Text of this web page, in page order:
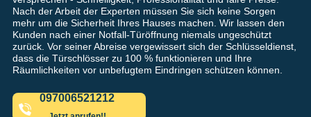
Nach der Arbeit der Experten müssen Sie sich keine Sorgen
mehr um die Sicherheit Ihres Hauses machen. Wir lassen den
Kunden nach einer Notfall-Türöffnung niemals ungeschützt
zurück. Vor seiner Abreise vergewissert sich der Schlüsseldienst,
dass die Türschlösser zu 100 % funktionieren und Ihre
Räumlichkeiten vor unbefugtem Eindringen schützen können.
097006521212